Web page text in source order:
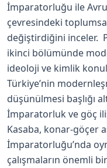
İmparatorluğu ile
çevresindeki
değiştirdiğini inceler.
ikinci bölümünde
ideoloji ve kimlik
Türkiye’nin
düşünülmesi başlığı
İmparatorluk ve göç
Kasaba, konar-göçer
İmparatorluğu’nda
çalışmaların önemli